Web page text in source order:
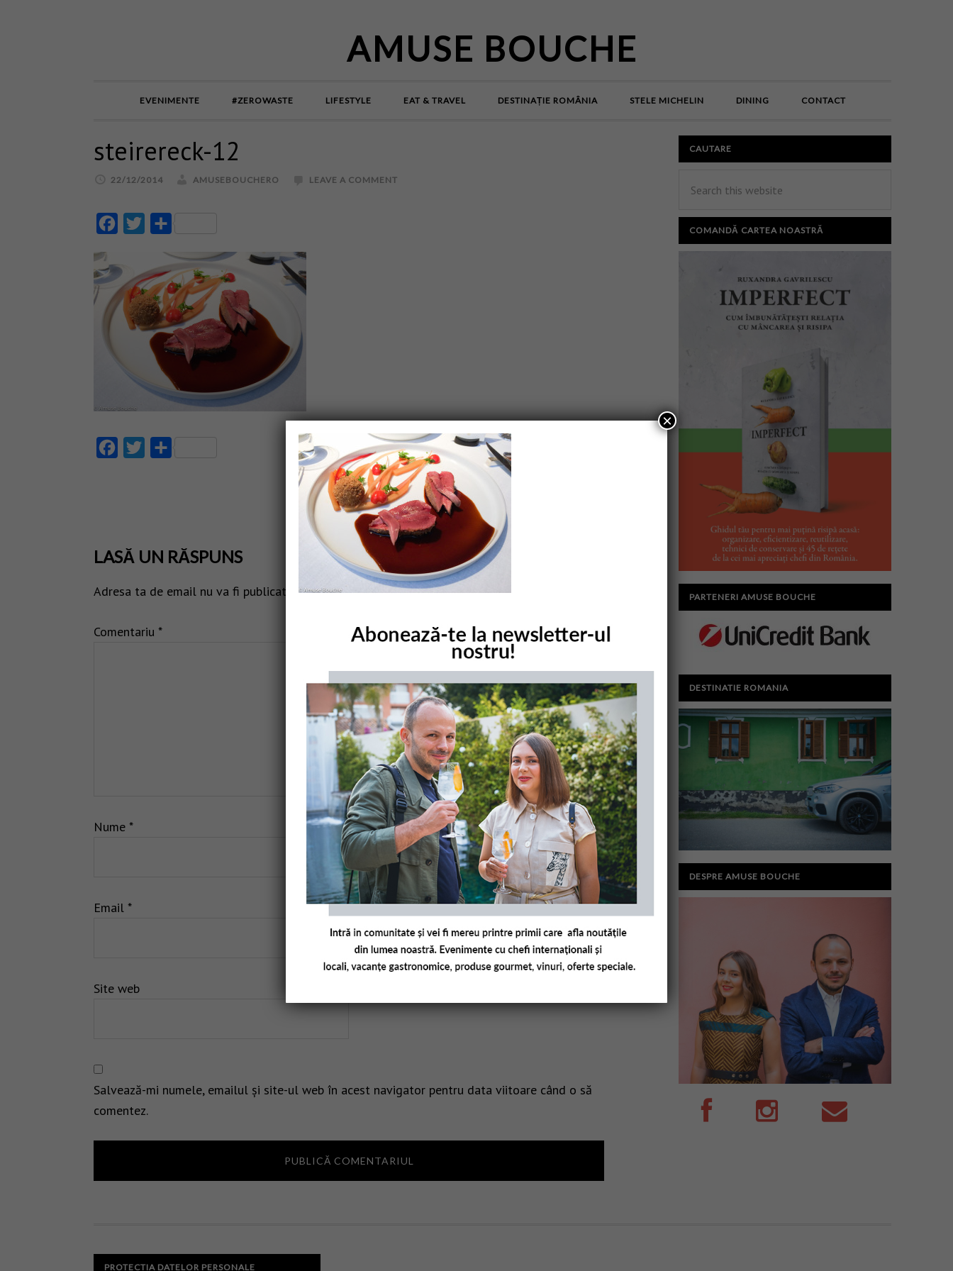
AMUSE BOUCHE
EVENIMENTE #ZEROWASTE LIFESTYLE EAT & TRAVEL DESTINAȚIE ROMÂNIA STELE MICHELIN DINING CONTACT
steirereck-12
22/12/2014 AMUSEBOUCHERO LEAVE A COMMENT
FacebookTwitter
FacebookTwitter
LASĂ UN RĂSPUNS
Adresa ta de email nu va fi publicată. Câmpurile obligatorii sunt marcate cu*
Comentariu *
Nume *
Email *
Site web
Salvează-mi numele, emailul și site-ul web în acest navigator pentru data viitoare când o să
comentez.
CAUTARE
COMANDĂ CARTEA NOASTRĂ
PARTENERI AMUSE BOUCHE
DESTINATIE ROMANIA
DESPRE AMUSE BOUCHE
PROTECTIA DATELOR PERSONALE
×